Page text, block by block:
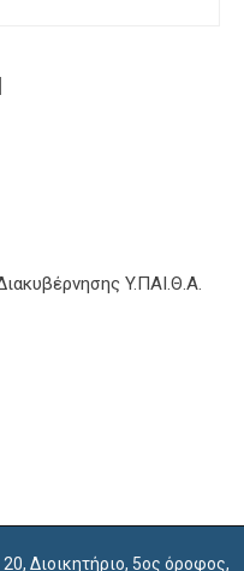
Y.ΠΑΙ.Θ.Α.
Διοικητήριο, 5ος όροφος,